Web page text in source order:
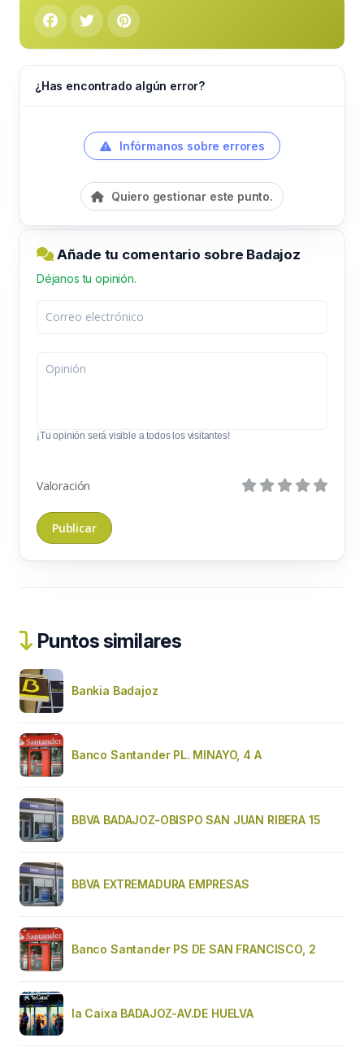
¿Has encontrado algún error?
Infórmanos sobre errores
Quiero gestionar este punto.
Añade tu comentario sobre Badajoz
Déjanos tu opinión.
¡Tu opinión será visible a todos los visitantes!
Valoración
Puntos similares
Bankia Badajoz
Banco Santander PL. MINAYO, 4 A
BBVA BADAJOZ-OBISPO SAN JUAN RIBERA 15
BBVA EXTREMADURA EMPRESAS
Banco Santander PS DE SAN FRANCISCO, 2
la Caixa BADAJOZ-AV.DE HUELVA